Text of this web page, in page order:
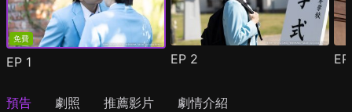
免費
EP 1 EP 2
預告 劇照 推薦影片 劇情介紹